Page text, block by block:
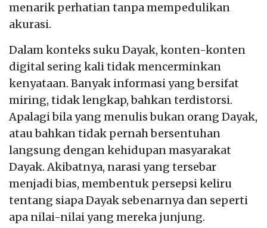
menarik perhatian tanpa mempedulikan
akurasi.
Dalam konteks suku Dayak, konten-konten
digital sering kali tidak mencerminkan
kenyataan. Banyak informasi yang bersifat
miring, tidak lengkap, bahkan terdistorsi.
Apalagi bila yang menulis bukan orang Dayak,
atau bahkan tidak pernah bersentuhan
langsung dengan kehidupan masyarakat
Dayak. Akibatnya, narasi yang tersebar
menjadi bias, membentuk persepsi keliru
tentang siapa Dayak sebenarnya dan seperti
apa nilai-nilai yang mereka junjung.